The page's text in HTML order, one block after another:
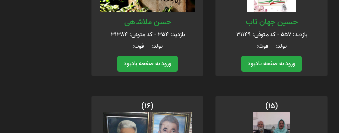
حسین جهان تاب
بازدید: 557 - کد متوفی: 31149
تولد: فوت:
ورود به صفحه یادبود
حسن ملاشاهی
بازدید: 354 - کد متوفی: 31384
تولد: فوت:
ورود به صفحه یادبود
(15)
(16)